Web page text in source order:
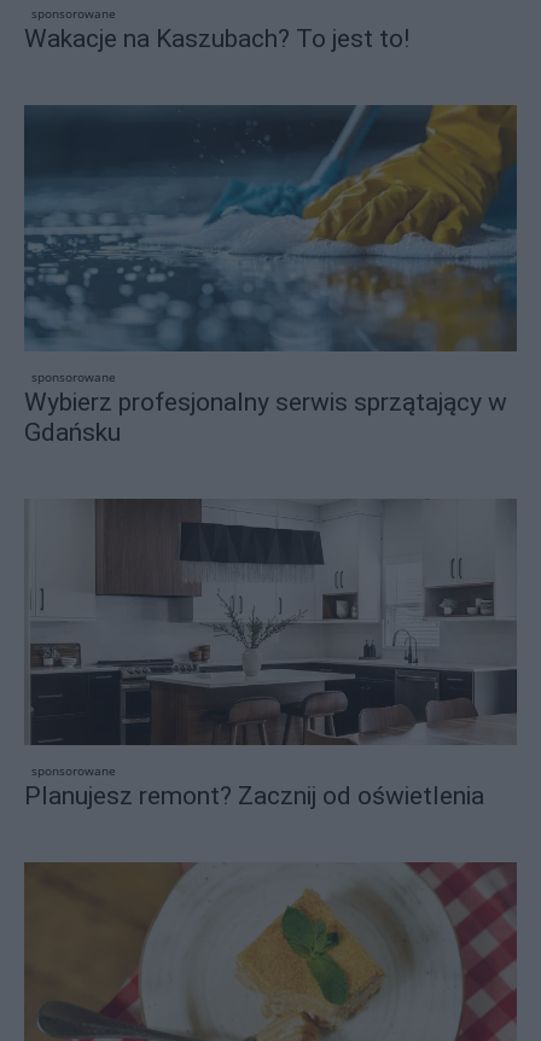
sponsorowane
Wakacje na Kaszubach? To jest to!
sponsorowane
Wybierz profesjonalny serwis sprzątający w
Gdańsku
sponsorowane
Planujesz remont? Zacznij od oświetlenia